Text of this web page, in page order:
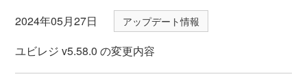
2024年05月27日 アップデート情報
ユビレジ v5.58.0 の変更内容